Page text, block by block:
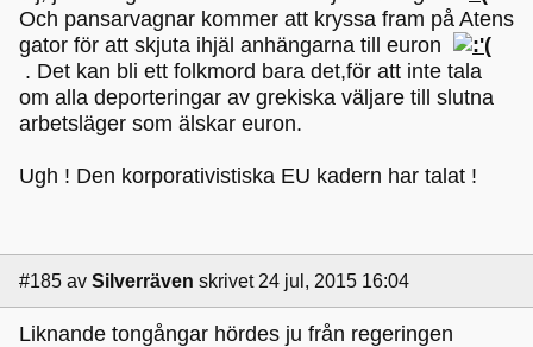
Och pansarvagnar kommer att kryssa fram på Atens
gator för att skjuta ihjäl anhängarna till euron
. Det kan bli ett folkmord bara det,för att inte tala
om alla deporteringar av grekiska väljare till slutna
arbetsläger som älskar euron.
Ugh ! Den korporativistiska EU kadern har talat !
#185 av Silverräven skrivet 24 jul, 2015 16:04
Liknande tongångar hördes ju från regeringen